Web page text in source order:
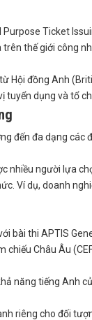
Ticket
thế giới công
Hội đồng Anh
tuyển dụng và tổ
đến đa dạng các
nhiều người lựa
Ví dụ, doanh
bài thi APTIS
Châu Âu
năng tiếng Anh
riêng cho đối